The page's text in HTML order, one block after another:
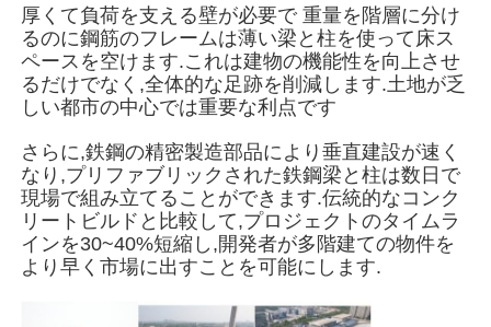
企業情報
品質管理
お問い合わせ
厚くて負荷を支える壁が必要で 重量を階層に分け
るのに鋼筋のフレームは薄い梁と柱を使って床ス
ペースを空けます.これは建物の機能性を向上させ
るだけでなく,全体的な足跡を削減します.土地が乏
しい都市の中心では重要な利点です
さらに,鉄鋼の精密製造部品により垂直建設が速く
なり,プリファブリックされた鉄鋼梁と柱は数日で
現場で組み立てることができます.伝統的なコンク
リートビルドと比較して,プロジェクトのタイムラ
インを30~40%短縮し,開発者が多階建ての物件を
より早く市場に出すことを可能にします.